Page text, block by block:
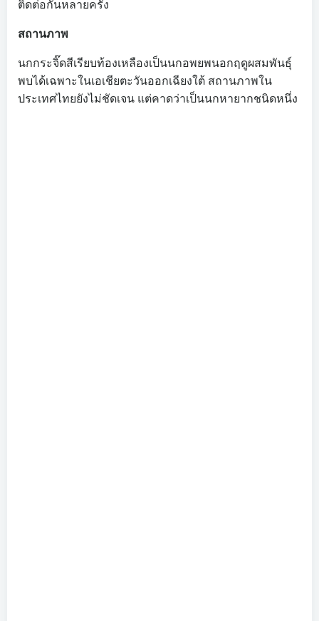
ติดต่อกันหลายครั้ง
สถานภาพ
นกกระจิ๊ดสีเรียบท้องเหลืองเป็นนกอพยพนอกฤดูผสมพันธุ์
พบได้เฉพาะในเอเชียตะวันออกเฉียงใต้ สถานภาพใน
ประเทศไทยยังไม่ชัดเจน แต่คาดว่าเป็นนกหายากชนิดหนึ่ง